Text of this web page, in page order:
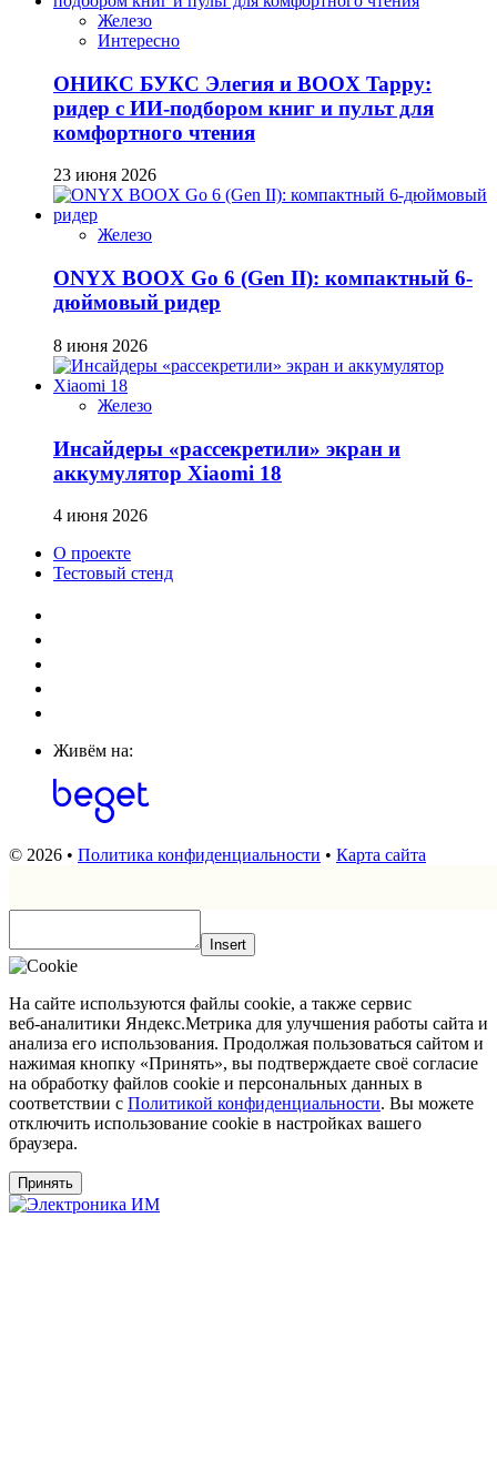
Железо
Интересно
ОНИКС БУКС Элегия и BOOX Tappy:
ридер с ИИ-подбором книг и пульт для
комфортного чтения
23 июня 2026
Железо
ONYX BOOX Go 6 (Gen II): компактный 6-
дюймовый ридер
8 июня 2026
Железо
Инсайдеры «рассекретили» экран и
аккумулятор Xiaomi 18
4 июня 2026
О проекте
Тестовый стенд
Живём на:
© 2026 • Политика конфиденциальности • Карта сайта
Insert
На сайте используются файлы cookie, а также сервис
веб‑аналитики Яндекс.Метрика для улучшения работы сайта и
анализа его использования. Продолжая пользоваться сайтом и
нажимая кнопку «Принять», вы подтверждаете своё согласие
на обработку файлов cookie и персональных данных в
соответствии с Политикой конфиденциальности. Вы можете
отключить использование cookie в настройках вашего
браузера.
Принять